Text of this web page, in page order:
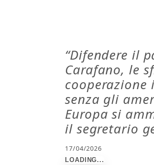
“Difendere il
Carafano, le
cooperazione
senza gli
Europa si
il segretario
17/04/2026